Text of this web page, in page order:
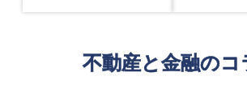
不動産と金融のコ